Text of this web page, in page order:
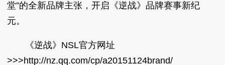
堂”的全新品牌主张，开启《逆战》品牌赛事新纪
元。
《逆战》NSL官方网址
>>>http://nz.qq.com/cp/a20151124brand/